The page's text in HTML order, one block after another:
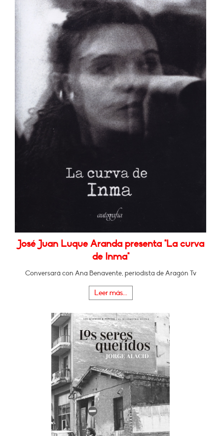
José Juan Luque Aranda presenta "La curva
de Inma"
Conversará con Ana Benavente, periodista de Aragón Tv
Leer más...